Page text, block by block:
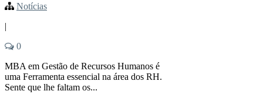
Notícias
|
0
MBA em Gestão de Recursos Humanos é
uma Ferramenta essencial na área dos RH.
Sente que lhe faltam os...